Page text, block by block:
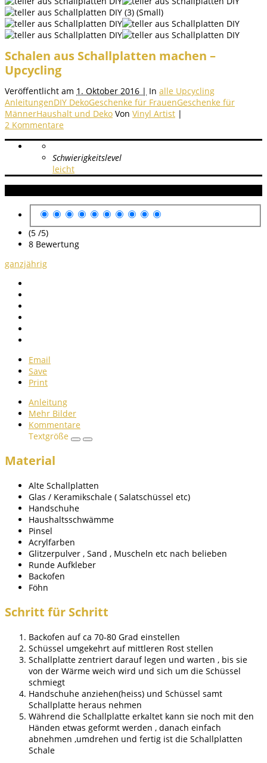
Schalen aus Schallplatten machen –
Upcycling
Veröffentlicht am 1. Oktober 2016 | In alle Upcycling
AnleitungenDIY DekoGeschenke für FrauenGeschenke für
MännerHaushalt und Deko Von Vinyl Artist |
2 Kommentare
Schwierigkeitslevel
leicht
(5 /5)
8 Bewertung
ganzjährig
Email
Save
Print
Anleitung
Mehr Bilder
Kommentare
Textgröße
Material
Alte Schallplatten
Glas / Keramikschale ( Salatschüssel etc)
Handschuhe
Haushaltsschwämme
Pinsel
Acrylfarben
Glitzerpulver , Sand , Muscheln etc nach belieben
Runde Aufkleber
Backofen
Föhn
Schritt für Schritt
Backofen auf ca 70-80 Grad einstellen
Schüssel umgekehrt auf mittleren Rost stellen
Schallplatte zentriert darauf legen und warten , bis sie
von der Wärme weich wird und sich um die Schüssel
schmiegt
Handschuhe anziehen(heiss) und Schüssel samt
Schallplatte heraus nehmen
Während die Schallplatte erkaltet kann sie noch mit den
Händen etwas geformt werden , danach einfach
abnehmen ,umdrehen und fertig ist die Schallplatten
Schale